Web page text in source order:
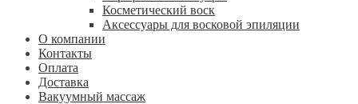
Косметический воск
Аксессуары для восковой эпиляции
О компании
Контакты
Оплата
Доставка
Вакуумный массаж